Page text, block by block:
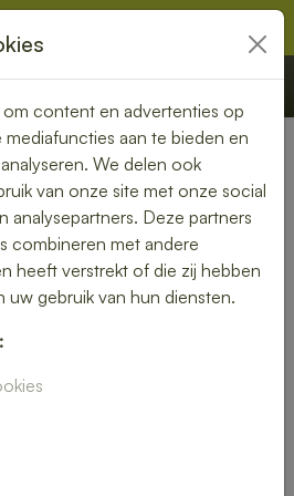
Offerte Bestellen
» Wateringen
in
– gemak en
je deur
bezorgen in Wateringen en
maaltijd zonder moeite. Of je nu
broodje, een gezonde salade of
brengen jouw lunch vers en op tijd
content en advertenties op
mediafuncties aan te bieden en
We delen ook
van onze site met onze social
analysepartners. Deze partners
combineren met andere
heeft verstrekt of die zij hebben
uw gebruik van hun diensten.